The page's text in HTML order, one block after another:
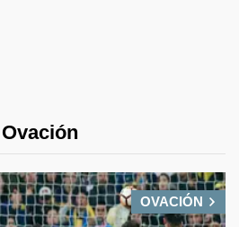
OVACIÓN